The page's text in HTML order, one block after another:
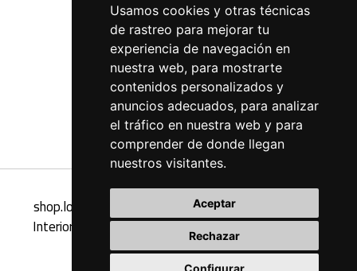
Usamos cookies y otras técnicas
de rastreo para mejorar tu
experiencia de navegación en
nuestra web, para mostrarte
contenidos personalizados y
anuncios adecuados, para analizar
el tráfico en nuestra web y para
comprender de donde llegan
nuestros visitantes.
Aceptar
Rechazar
Configurar
shop.loft47interiorismo.com - Tienda Online Loft47
Interiorismo, muebles y complementos de diseño de
interiores